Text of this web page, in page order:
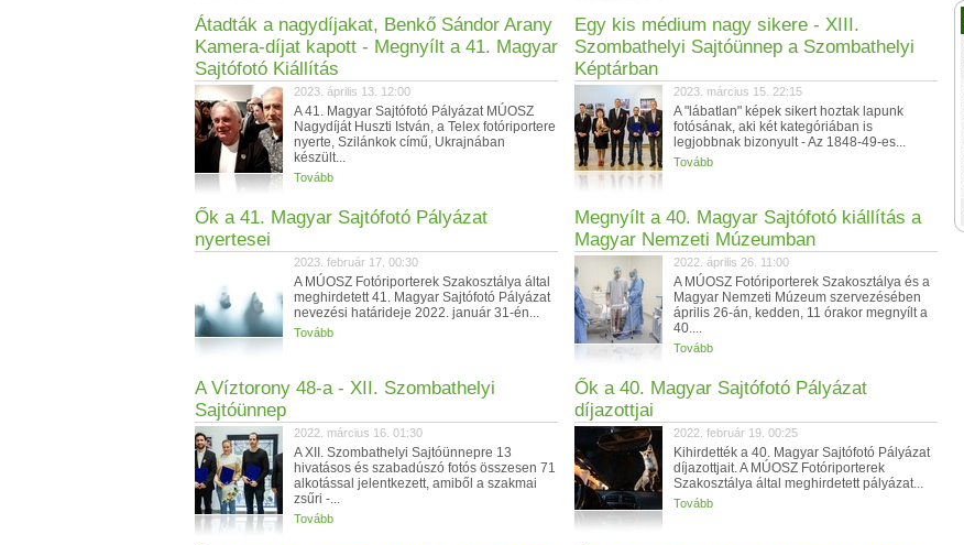
Átadták a nagydíjakat, Benkő Sándor Arany
Kamera-díjat kapott - Megnyílt a 41. Magyar
Sajtófotó Kiállítás
2023. április 13. 12:00
A 41. Magyar Sajtófotó Pályázat MÚOSZ
Nagydíját Huszti István, a Telex fotóriportere
nyerte, Szilánkok című, Ukrajnában
készült...
Tovább
Egy kis médium nagy sikere - XIII.
Szombathelyi Sajtóünnep a Szombathelyi
Képtárban
2023. március 15. 22:15
A "lábatlan" képek sikert hoztak lapunk
fotósának, aki két kategóriában is
legjobbnak bizonyult - Az 1848-49-es...
Tovább
Ők a 41. Magyar Sajtófotó Pályázat
nyertesei
2023. február 17. 00:30
A MÚOSZ Fotóriporterek Szakosztálya által
meghirdetett 41. Magyar Sajtófotó Pályázat
nevezési határideje 2022. január 31-én...
Tovább
Megnyílt a 40. Magyar Sajtófotó kiállítás a
Magyar Nemzeti Múzeumban
2022. április 26. 11:00
A MÚOSZ Fotóriporterek Szakosztálya és a
Magyar Nemzeti Múzeum szervezésében
április 26-án, kedden, 11 órakor megnyílt a
40....
Tovább
A Víztorony 48-a - XII. Szombathelyi
Sajtóünnep
2022. március 16. 01:30
A XII. Szombathelyi Sajtóünnepre 13
hivatásos és szabadúszó fotós összesen 71
alkotással jelentkezett, amiből a szakmai
zsűri -...
Tovább
Ők a 40. Magyar Sajtófotó Pályázat
díjazottjai
2022. február 19. 00:25
Kihirdették a 40. Magyar Sajtófotó Pályázat
díjazottjait. A MÚOSZ Fotóriporterek
Szakosztálya által meghirdetett pályázat...
Tovább